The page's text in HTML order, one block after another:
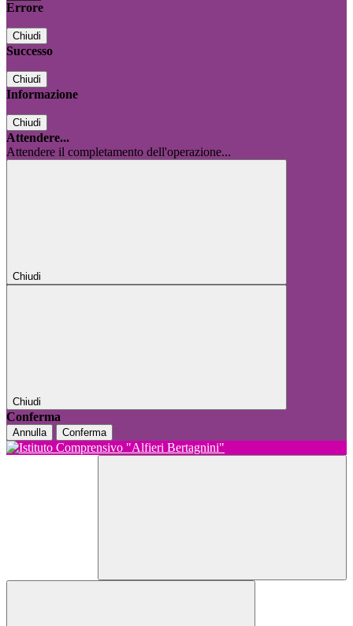
Errore
Chiudi
Successo
Chiudi
Informazione
Chiudi
Attendere...
Attendere il completamento dell'operazione...
Chiudi
Chiudi
Conferma
Annulla Conferma